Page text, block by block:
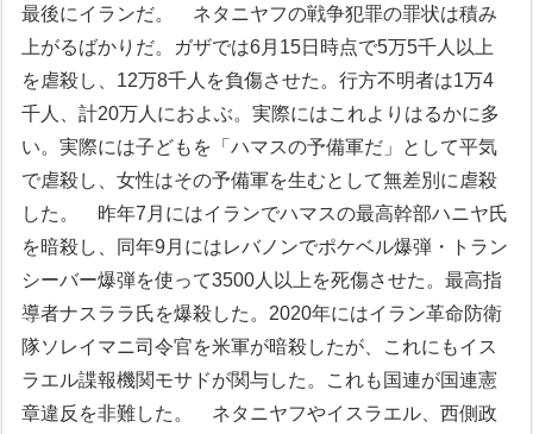
最後にイランだ。
ネタニヤフの戦争犯罪の罪状は積み
上がるばかりだ。ガザでは6月15日時点で5万5千人以上
を虐殺し、12万8千人を負傷させた。行方不明者は1万4
千人、計20万人におよぶ。実際にはこれよりはるかに多
い。実際には子どもを「ハマスの予備軍だ」として平気
で虐殺し、女性はその予備軍を生むとして無差別に虐殺
した。
昨年7月にはイランでハマスの最高幹部ハニヤ氏
を暗殺し、同年9月にはレバノンでポケベル爆弾・トラン
シーバー爆弾を使って3500人以上を死傷させた。最高指
導者ナスララ氏を爆殺した。2020年にはイラン革命防衛
隊ソレイマニ司令官を米軍が暗殺したが、これにもイス
ラエル諜報機関モサドが関与した。これも国連が国連憲
章違反を非難した。
ネタニヤフやイスラエル、西側政